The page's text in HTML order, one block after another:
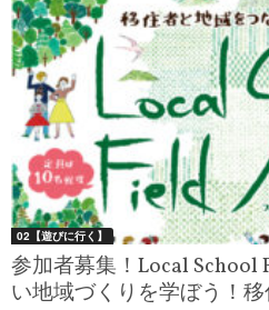
02【遊びに行く】
参加者募集！Local School
い地域づくりを学ぼう！